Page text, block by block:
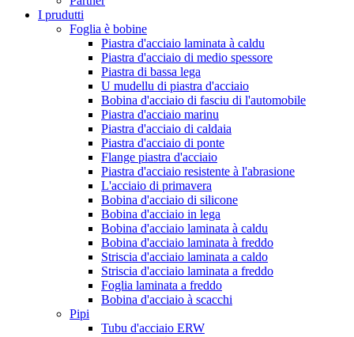
I prudutti
Foglia è bobine
Piastra d'acciaio laminata à caldu
Piastra d'acciaio di medio spessore
Piastra di bassa lega
U mudellu di piastra d'acciaio
Bobina d'acciaio di fasciu di l'automobile
Piastra d'acciaio marinu
Piastra d'acciaio di caldaia
Piastra d'acciaio di ponte
Flange piastra d'acciaio
Piastra d'acciaio resistente à l'abrasione
L'acciaio di primavera
Bobina d'acciaio di silicone
Bobina d'acciaio in lega
Bobina d'acciaio laminata à caldu
Bobina d'acciaio laminata à freddo
Striscia d'acciaio laminata a caldo
Striscia d'acciaio laminata a freddo
Foglia laminata a freddo
Bobina d'acciaio à scacchi
Pipi
Tubu d'acciaio ERW